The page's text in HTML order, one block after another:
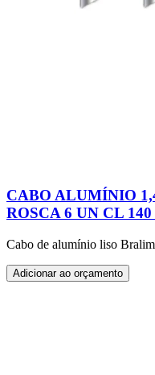
CABO ALUMÍNIO
ROSCA 6 UN CL
Cabo de alumínio liso
Adicionar ao orçamento